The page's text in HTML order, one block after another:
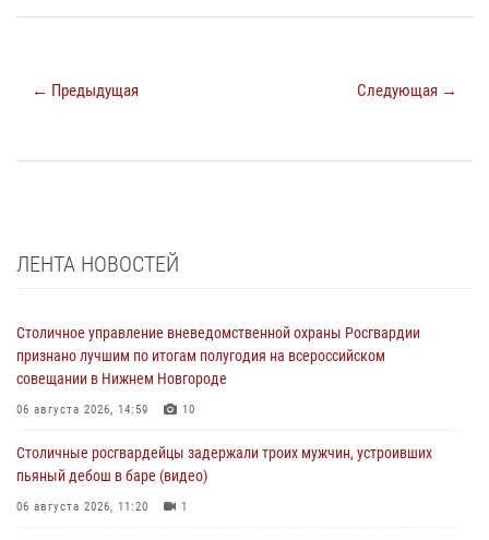
← Предыдущая Следующая →
ЛЕНТА НОВОСТЕЙ
Столичное управление вневедомственной охраны Росгвардии
признано лучшим по итогам полугодия на всероссийском
совещании в Нижнем Новгороде
06 августа 2026, 14:59 10
Столичные росгвардейцы задержали троих мужчин, устроивших
пьяный дебош в баре (видео)
06 августа 2026, 11:20 1